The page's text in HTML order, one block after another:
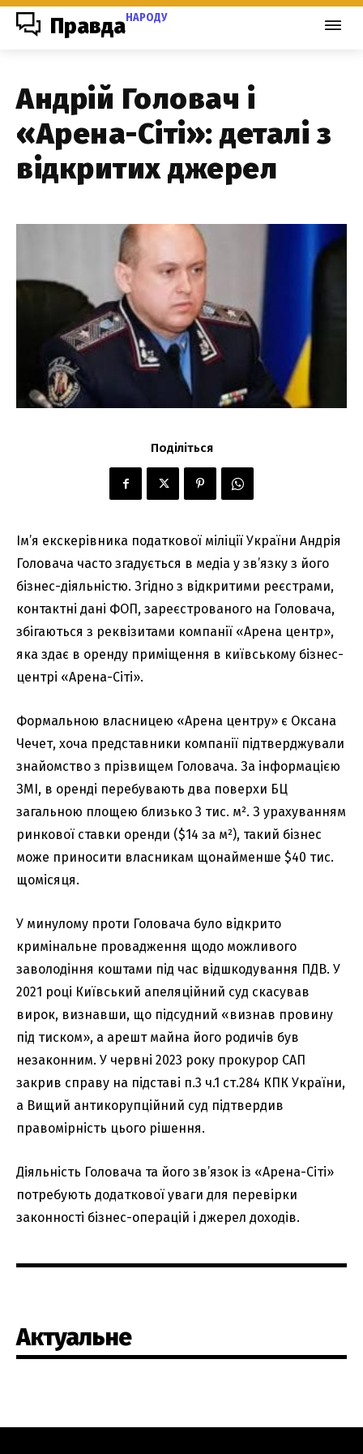
ПравдаНАРОДУ
Андрій Головач і
«Арена-Сіті»: деталі з
відкритих джерел
Поділіться
Ім’я екскерівника податкової міліції України Андрія
Головача часто згадується в медіа у зв’язку з його
бізнес-діяльністю. Згідно з відкритими реєстрами,
контактні дані ФОП, зареєстрованого на Головача,
збігаються з реквізитами компанії «Арена центр»,
яка здає в оренду приміщення в київському бізнес-
центрі «Арена-Сіті».
Формальною власницею «Арена центру» є Оксана
Чечет, хоча представники компанії підтверджували
знайомство з прізвищем Головача. За інформацією
ЗМІ, в оренді перебувають два поверхи БЦ
загальною площею близько 3 тис. м². З урахуванням
ринкової ставки оренди ($14 за м²), такий бізнес
може приносити власникам щонайменше $40 тис.
щомісяця.
У минулому проти Головача було відкрито
кримінальне провадження щодо можливого
заволодіння коштами під час відшкодування ПДВ. У
2021 році Київський апеляційний суд скасував
вирок, визнавши, що підсудний «визнав провину
під тиском», а арешт майна його родичів був
незаконним. У червні 2023 року прокурор САП
закрив справу на підставі п.3 ч.1 ст.284 КПК України,
а Вищий антикорупційний суд підтвердив
правомірність цього рішення.
Діяльність Головача та його зв’язок із «Арена-Сіті»
потребують додаткової уваги для перевірки
законності бізнес-операцій і джерел доходів.
Актуальне